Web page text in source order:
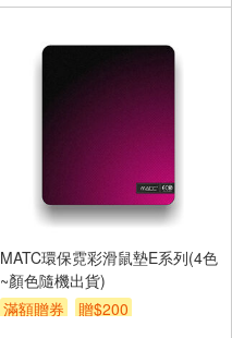
MATC環保霓彩滑鼠墊E系列(4色
~顏色隨機出貨)
滿額贈券
贈$200